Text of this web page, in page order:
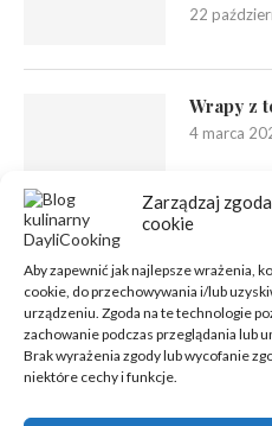
Zarządzaj
cookie
Aby zapewnić jak najlepsze wrażenia,
cookie, do przechowywania i/lub
urządzeniu. Zgoda na te technologie
zachowanie podczas przeglądania lub
Brak wyrażenia zgody lub wycofanie
niektóre cechy i funkcje.
22
Wrapy z
4 marca